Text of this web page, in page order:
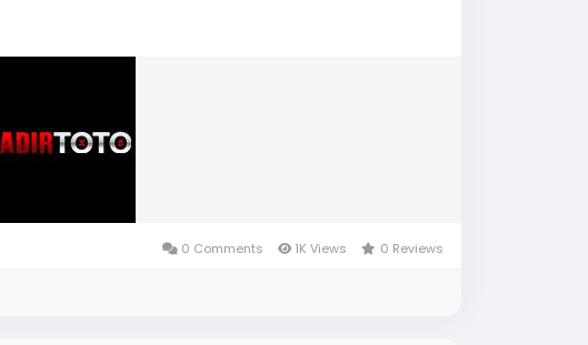
0 Comments 1K Views 0 Reviews